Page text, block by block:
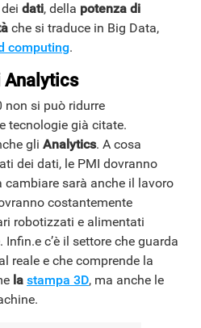
dati, della potenza di
che si traduce in Big Data,
computing.
Analytics
non si può ridurre
tecnologie già citate.
gli Analytics. A cosa
dei dati, le PMI dovranno
cambiare sarà anche il lavoro
costantemente
robotizzati e alimentati
c’è il settore che guarda
reale e che comprende la
la stampa 3D, ma anche le